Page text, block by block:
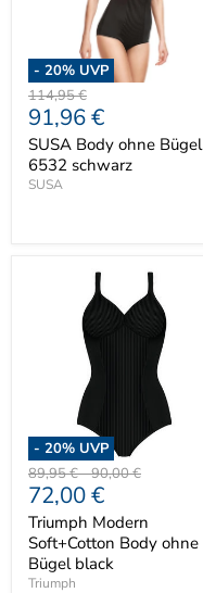
- 20% UVP
Ursprünglicher
Preis
114,95 €
Aktueller
Preis
91,96 €
SUSA Body ohne Bügel
6532 schwarz
SUSA
- 20% UVP
Ursprünglicher
Preis
89,95 €-Ursprünglicher
Preis
90,00 €
Aktueller
Preis
72,00 €
Triumph Modern
Soft+Cotton Body ohne
Bügel black
Triumph